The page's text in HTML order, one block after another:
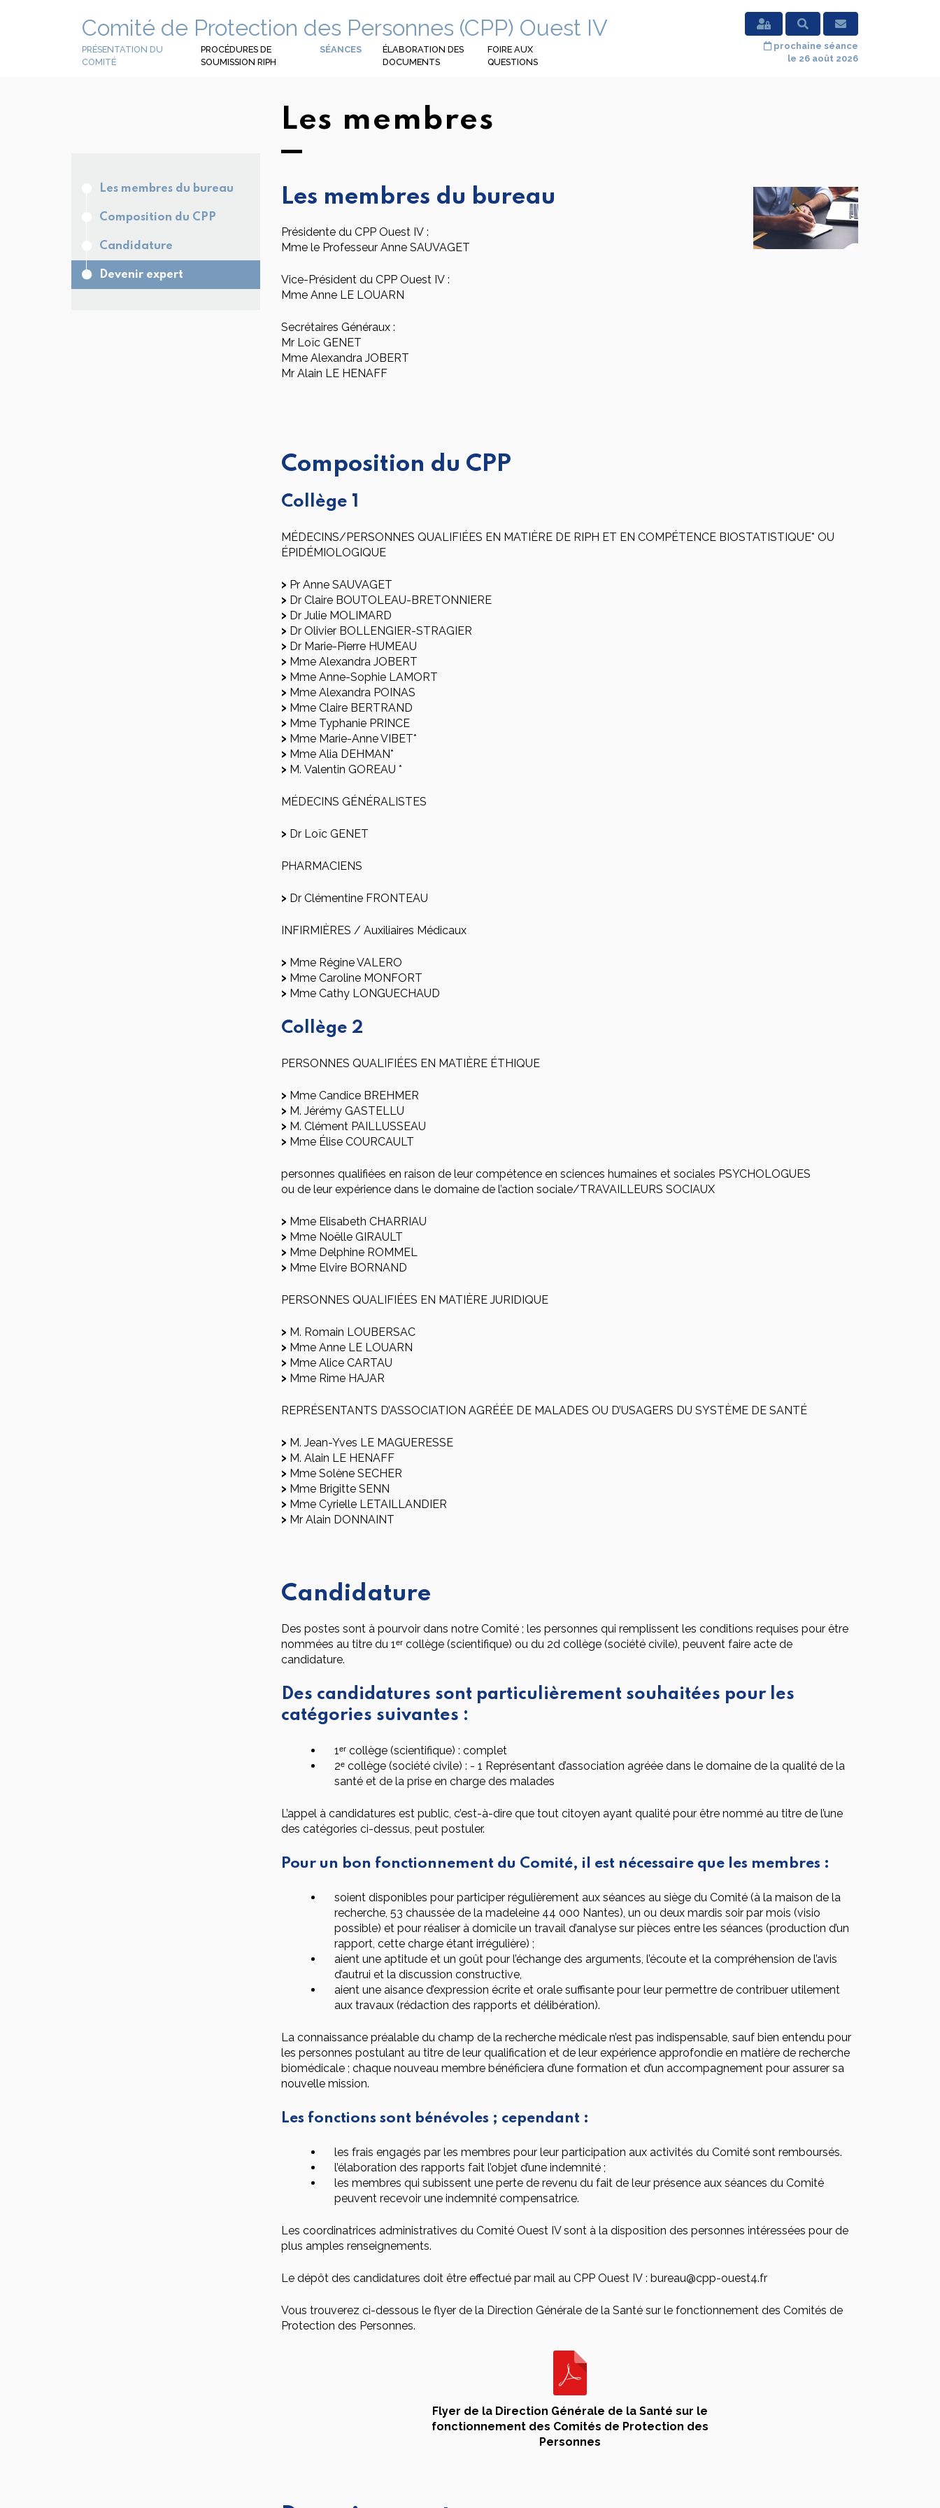
Comité de Protection des Personnes (CPP) Ouest IV
PRÉSENTATION DU
COMITÉ
PROCÉDURES DE
SOUMISSION RIPH
SÉANCES
ÉLABORATION DES
DOCUMENTS
FOIRE AUX
QUESTIONS
prochaine séance
le 26 août 2026
Les membres
Les membres du bureau
Composition du CPP
Candidature
Devenir expert
Les membres du bureau
Présidente du CPP Ouest IV :
Mme le Professeur Anne SAUVAGET
Vice-Président du CPP Ouest IV :
Mme Anne LE LOUARN
Secrétaires Généraux :
Mr Loïc GENET
Mme Alexandra JOBERT
Mr Alain LE HENAFF
Composition du CPP
Collège 1
MÉDECINS/PERSONNES QUALIFIÉES EN MATIÈRE DE RIPH ET EN COMPÉTENCE BIOSTATISTIQUE* OU
ÉPIDÉMIOLOGIQUE
Pr Anne SAUVAGET
Dr Claire BOUTOLEAU-BRETONNIERE
Dr Julie MOLIMARD
Dr Olivier BOLLENGIER-STRAGIER
Dr Marie-Pierre HUMEAU
Mme Alexandra JOBERT
Mme Anne-Sophie LAMORT
Mme Alexandra POINAS
Mme Claire BERTRAND
Mme Typhanie PRINCE
Mme Marie-Anne VIBET*
Mme Alia DEHMAN*
M. Valentin GOREAU *
MÉDECINS GÉNÉRALISTES
Dr Loïc GENET
PHARMACIENS
Dr Clémentine FRONTEAU
INFIRMIÈRES / Auxiliaires Médicaux
Mme Régine VALERO
Mme Caroline MONFORT
Mme Cathy LONGUECHAUD
Collège 2
PERSONNES QUALIFIÉES EN MATIÈRE ÉTHIQUE
Mme Candice BREHMER
M. Jérémy GASTELLU
M. Clément PAILLUSSEAU
Mme Élise COURCAULT
personnes qualifiées en raison de leur compétence en sciences humaines et sociales PSYCHOLOGUES
ou de leur expérience dans le domaine de l’action sociale/TRAVAILLEURS SOCIAUX
Mme Elisabeth CHARRIAU
Mme Noëlle GIRAULT
Mme Delphine ROMMEL
Mme Elvire BORNAND
PERSONNES QUALIFIÉES EN MATIÈRE JURIDIQUE
M. Romain LOUBERSAC
Mme Anne LE LOUARN
Mme Alice CARTAU
Mme Rime HAJAR
REPRÉSENTANTS D’ASSOCIATION AGRÉÉE DE MALADES OU D’USAGERS DU SYSTÈME DE SANTÉ
M. Jean-Yves LE MAGUERESSE
M. Alain LE HENAFF
Mme Solène SECHER
Mme Brigitte SENN
Mme Cyrielle LETAILLANDIER
Mr Alain DONNAINT
Candidature
Des postes sont à pourvoir dans notre Comité ; les personnes qui remplissent les conditions requises pour être
nommées au titre du 1ᵉʳ collège (scientifique) ou du 2d collège (société civile), peuvent faire acte de
candidature.
Des candidatures sont particulièrement souhaitées pour les
catégories suivantes :
1ᵉʳ collège (scientifique) : complet
2ᵉ collège (société civile) : - 1 Représentant d’association agréée dans le domaine de la qualité de la
santé et de la prise en charge des malades
L’appel à candidatures est public, c’est-à-dire que tout citoyen ayant qualité pour être nommé au titre de l’une
des catégories ci-dessus, peut postuler.
Pour un bon fonctionnement du Comité, il est nécessaire que les membres :
soient disponibles pour participer régulièrement aux séances au siège du Comité (à la maison de la
recherche, 53 chaussée de la madeleine 44 000 Nantes), un ou deux mardis soir par mois (visio
possible) et pour réaliser à domicile un travail d’analyse sur pièces entre les séances (production d’un
rapport, cette charge étant irrégulière) ;
aient une aptitude et un goût pour l’échange des arguments, l’écoute et la compréhension de l’avis
d’autrui et la discussion constructive,
aient une aisance d’expression écrite et orale suffisante pour leur permettre de contribuer utilement
aux travaux (rédaction des rapports et délibération).
La connaissance préalable du champ de la recherche médicale n’est pas indispensable, sauf bien entendu pour
les personnes postulant au titre de leur qualification et de leur expérience approfondie en matière de recherche
biomédicale ; chaque nouveau membre bénéficiera d’une formation et d’un accompagnement pour assurer sa
nouvelle mission.
Les fonctions sont bénévoles ; cependant :
les frais engagés par les membres pour leur participation aux activités du Comité sont remboursés.
l’élaboration des rapports fait l’objet d’une indemnité ;
les membres qui subissent une perte de revenu du fait de leur présence aux séances du Comité
peuvent recevoir une indemnité compensatrice.
Les coordinatrices administratives du Comité Ouest IV sont à la disposition des personnes intéressées pour de
plus amples renseignements.
Le dépôt des candidatures doit être effectué par mail au CPP Ouest IV : bureau@cpp-ouest4.fr
Vous trouverez ci-dessous le flyer de la Direction Générale de la Santé sur le fonctionnement des Comités de
Protection des Personnes.
Flyer de la Direction Générale de la Santé sur le
fonctionnement des Comités de Protection des
Personnes